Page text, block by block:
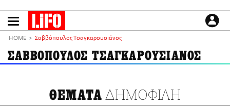
το
κυρίως
ΕΙΔΗΣΕΙΣ
CULTURE
PODCASTS
HOME Σαββόπουλος Τσαγκαρουσιάνος
ΣΑΒΒΟΠΟΥΛΟΣ ΤΣΑΓΚΑΡΟΥΣΙΑΝΟΣ
ΘΕΜΑΤΑ ΔΗΜΟΦΙΛΗ